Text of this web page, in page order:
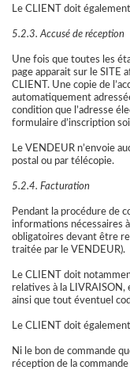
Le CLIENT doit
5.2.3. Accusé de réception
Une fois que toutes les
page apparait sur le SITE
CLIENT. Une copie de
automatiquement
condition que l’adresse
formulaire d’inscription
Le VENDEUR n’envoie
postal ou par télécopie.
5.2.4. Facturation
Pendant la procédure de
informations nécessaires
obligatoires devant être
traitée par le VENDEUR).
Le CLIENT doit
relatives à la LIVRAISON,
ainsi que tout éventuel
Le CLIENT doit
Ni le bon de commande
réception de la